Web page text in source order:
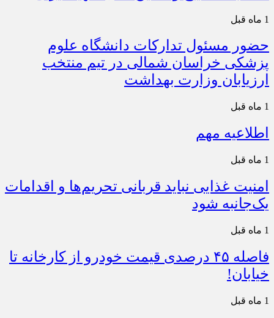
1 ماه قبل
حضور مسئول تدارکات دانشگاه علوم
پزشکی خراسان شمالی در تیم منتخب
ارزیابان وزارت بهداشت
1 ماه قبل
اطلاعیه مهم
1 ماه قبل
امنیت غذایی نباید قربانی تحریم‌ها و اقدامات
یک‌جانبه شود
1 ماه قبل
فاصله ۴۵ درصدی قیمت خودرو از کارخانه تا
خیابان!
1 ماه قبل